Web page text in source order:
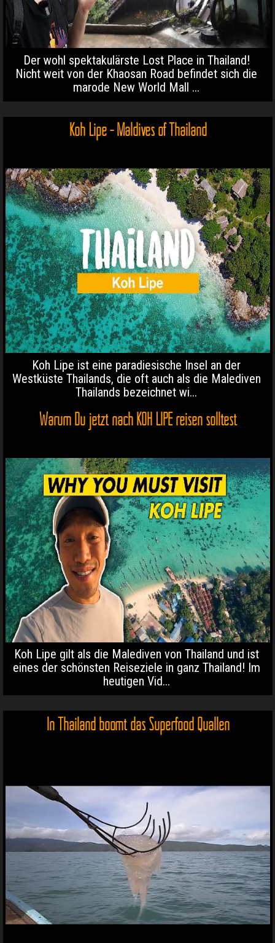
Der wohl spektakulärste Lost Place in Thailand!
Nicht weit von der Khaosan Road befindet sich die
marode New World Mall ...
Koh Lipe - Maldives of Thailand
Koh Lipe ist eine paradiesische Insel an der
Westküste Thailands, die oft auch als die Malediven
Thailands bezeichnet wi...
Warum Du jetzt nach KOH LIPE reisen solltest
Koh Lipe gilt als die Malediven von Thailand und ist
eines der schönsten Reiseziele in ganz Thailand! Im
heutigen Vid...
In Thailand boomt das Superfood Quallen